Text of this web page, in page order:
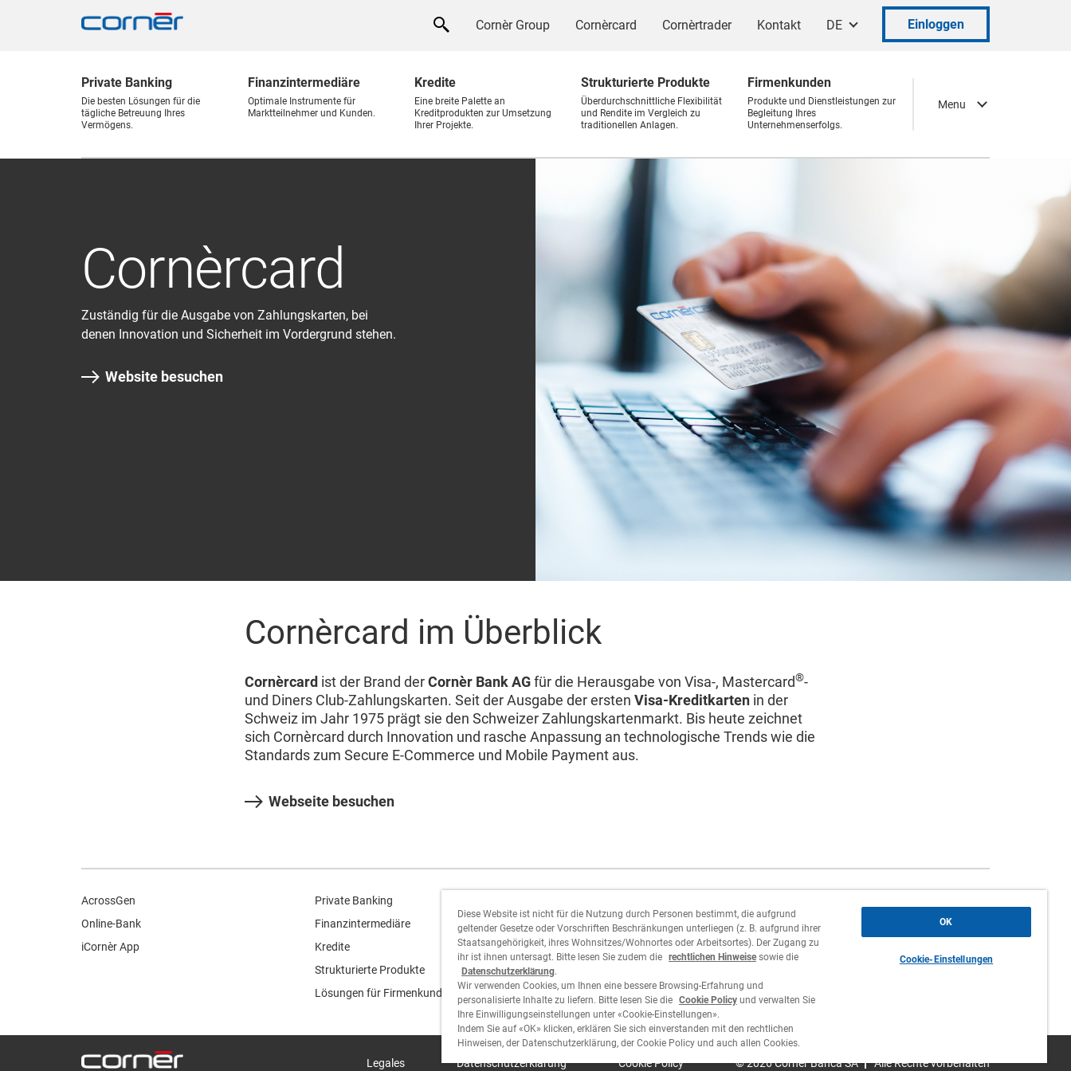
Cornèr Group Cornèrcard Cornèrtrader Kontakt DE Einloggen
Menu
Private Banking
Die besten Lösungen für die
tägliche Betreuung Ihres
Vermögens.
Finanzintermediäre
Optimale Instrumente für
Marktteilnehmer und Kunden.
Kredite
Eine breite Palette an
Kreditprodukten zur Umsetzung
Ihrer Projekte.
Strukturierte Produkte
Überdurchschnittliche Flexibilität
und Rendite im Vergleich zu
traditionellen Anlagen.
Firmenkunden
Produkte und Dienstleistungen zur
Begleitung Ihres
Unternehmenserfolgs.
Cornèrcard
Zuständig für die Ausgabe von Zahlungskarten, bei
denen Innovation und Sicherheit im Vordergrund stehen.
Website besuchen
Cornèrcard im Überblick
Cornèrcard ist der Brand derCornèr Bank AGfür die Herausgabe von Visa-, Mastercard®-
und Diners Club-Zahlungskarten. Seit der Ausgabe der ersten Visa-Kreditkarten in der
Schweiz im Jahr 1975 prägt sie den Schweizer Zahlungskartenmarkt. Bis heute zeichnet
sich Cornèrcard durch Innovation und rasche Anpassung an technologische Trends wie die
Standards zum Secure E-Commerce und Mobile Payment aus.
Webseite besuchen
AcrossGen
Online-Bank
iCornèr App
Private Banking
Finanzintermediäre
Kredite
Strukturierte Produkte
Lösungen für Firmenkunden
Cornèrcard
Cornèrtrader
Zweigniederlassung und
Agenturen
Stellenangebote
©2026 Cornèr Banca SA Alle Rechte vorbehalten
Legales Datenschutzerklärung Cookie Policy
Diese Website ist nicht für die Nutzung durch Personen bestimmt, die aufgrund
geltender Gesetze oder Vorschriften Beschränkungen unterliegen (z. B. aufgrund ihrer
Staatsangehörigkeit, ihres Wohnsitzes/Wohnortes oder Arbeitsortes). Der Zugang zu
ihr ist ihnen untersagt. Bitte lesen Sie zudem die rechtlichen Hinweisesowie die
Datenschutzerklärung.
Wir verwenden Cookies, um Ihnen eine bessere Browsing-Erfahrung und
personalisierte Inhalte zu liefern. Bitte lesen Sie die Cookie Policy und verwalten Sie
Ihre Einwilligungseinstellungen unter «Cookie-Einstellungen».
Indem Sie auf «OK» klicken, erklären Sie sich einverstanden mit den rechtlichen
Hinweisen, der Datenschutzerklärung, der Cookie Policy und auch allen Cookies.
OK
Cookie-Einstellungen